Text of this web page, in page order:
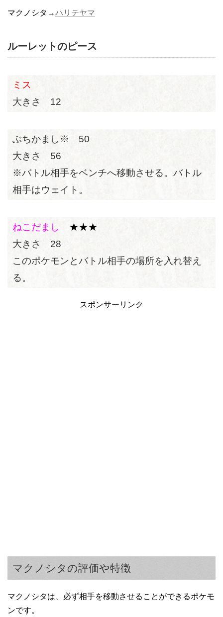
マクノシタ→ハリテヤマ
ルーレットのピース
ミス
大きさ 12
ぶちかまし※ 50
大きさ 56
※バトル相手をベンチへ移動させる。バトル
相手はウェイト。
ねこだまし
★★★
大きさ 28
このポケモンとバトル相手の場所を入れ替え
る。
スポンサーリンク
マクノシタの評価や特徴
マクノシタは、必ず相手を移動させることができるポケモ
ンです。